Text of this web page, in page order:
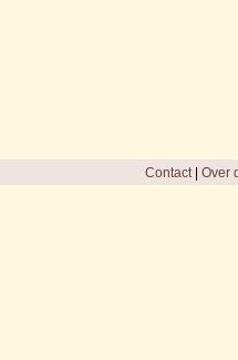
Contact| Over